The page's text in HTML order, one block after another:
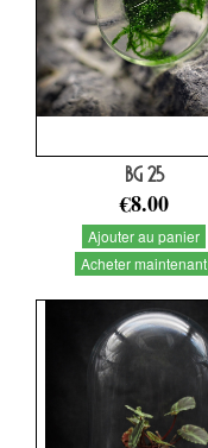
BG 25
€8.00
Ajouter au panier
Acheter maintenant